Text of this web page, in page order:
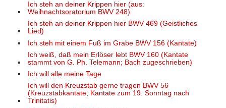
Ich steh an deiner Krippen hier (aus:
Weihnachtsoratorium BWV 248)
Ich steh an deiner Krippen hier BWV 469 (Geistliches
Lied)
Ich steh mit einem Fuß im Grabe BWV 156 (Kantate)
Ich weiß, daß mein Erlöser lebt BWV 160 (Kantate
stammt von G. Ph. Telemann; Bach zugeschrieben)
Ich will alle meine Tage
Ich will den Kreuzstab gerne tragen BWV 56
(Kreuzstabkantate, Kantate zum 19. Sonntag nach
Trinitatis)